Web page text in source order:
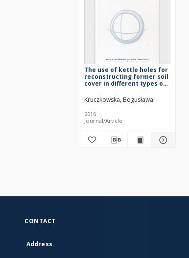
The use of kettle holes for
reconstructing former soil
cover in different types of
Kruczkowska, Bogusława
2016
Journal/Article
CONTACT
Address